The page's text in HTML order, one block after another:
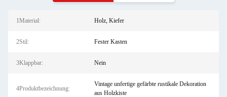
1Material: Holz, Kiefer
2Stil: Fester Kasten
3Klappbar: Nein
4Produktbezeichnung:
Vintage unfertige gefärbte rustikale Dekoration
aus Holzkiste